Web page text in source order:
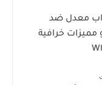
معدل ضد
خرافية